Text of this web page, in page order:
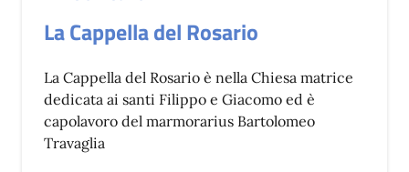
La Cappella del Rosario
La Cappella del Rosario è nella Chiesa matrice
dedicata ai santi Filippo e Giacomo ed è
capolavoro del marmorarius Bartolomeo
Travaglia